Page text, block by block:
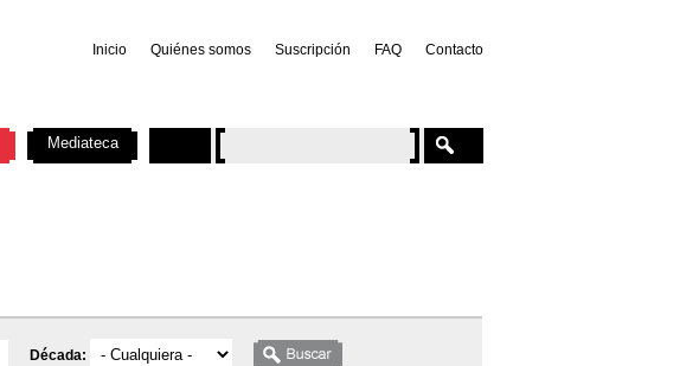
Inicio Quiénes somos Suscripción FAQ Contacto
Década:
Mediateca